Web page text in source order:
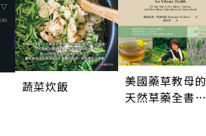
蔬菜炊飯
美國藥草教母的
天然草藥全書